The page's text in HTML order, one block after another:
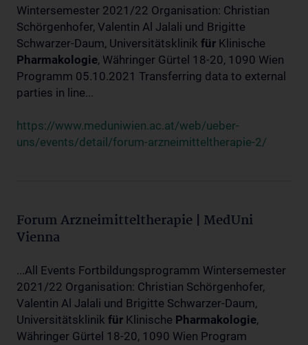
Wintersemester 2021/22 Organisation: Christian
Schörgenhofer, Valentin Al Jalali und Brigitte
Schwarzer-Daum, Universitätsklinik für Klinische
Pharmakologie, Währinger Gürtel 18-20, 1090 Wien
Programm 05.10.2021 Transferring data to external
parties in line...
https://www.meduniwien.ac.at/web/ueber-
uns/events/detail/forum-arzneimitteltherapie-2/
Forum Arzneimitteltherapie | MedUni
Vienna
...All Events Fortbildungsprogramm Wintersemester
2021/22 Organisation: Christian Schörgenhofer,
Valentin Al Jalali und Brigitte Schwarzer-Daum,
Universitätsklinik für Klinische Pharmakologie,
Währinger Gürtel 18-20, 1090 Wien Program